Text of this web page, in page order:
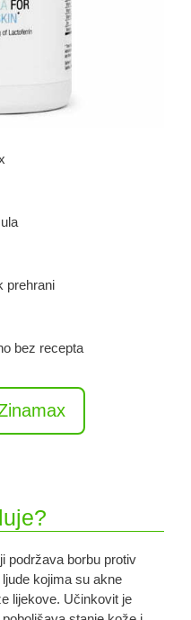
prehrani
bez recepta
podržava borbu protiv
kojima su akne
lijekove. Učinkovit je